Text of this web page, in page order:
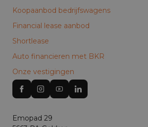
Koopaanbod bedrijfswagens
Financial lease aanbod
Shortlease
Auto financieren met BKR
Onze vestigingen
Emopad 29